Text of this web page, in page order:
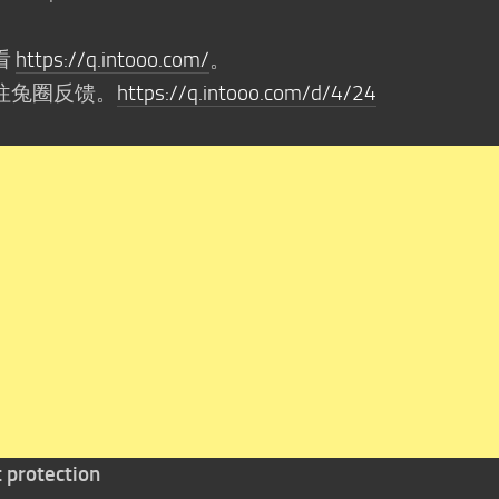
https://q.intooo.com/。
圈反馈。 https://q.intooo.com/d/4/24
protection